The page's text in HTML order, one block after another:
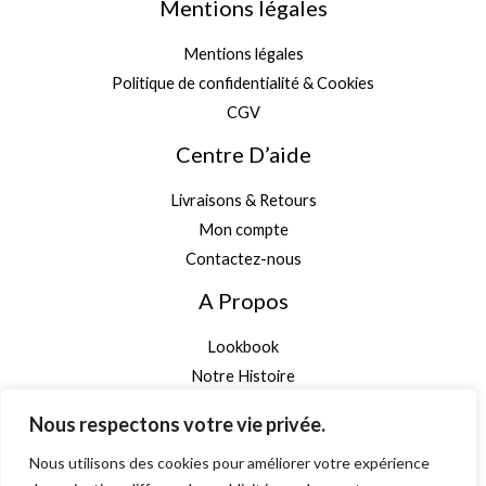
Nous respectons votre vie privée.
Nous utilisons des cookies pour améliorer votre expérience
Mentions légales
Mentions légales
Politique de confidentialité & Cookies
CGV
Centre D’aide
Livraisons & Retours
Mon compte
Contactez-nous
A Propos
Lookbook
Notre Histoire
Inscription newsletter